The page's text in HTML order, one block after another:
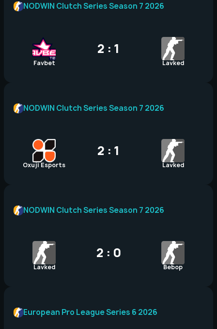
Favbet
2 : 1
Lavked
NODWIN Clutch Series Season 7 2026
Oxuji Esports
2 : 1
Lavked
NODWIN Clutch Series Season 7 2026
Lavked
2 : 0
Bebop
NODWIN Clutch Series Season 7 2026
European Pro League Series 6 2026